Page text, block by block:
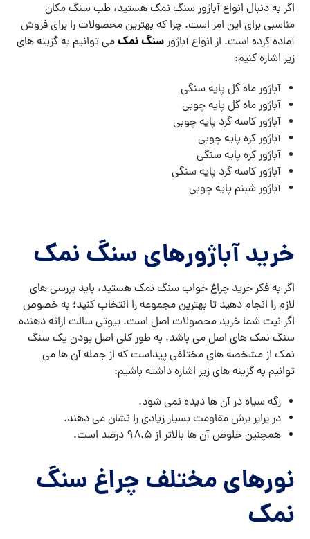
اگر به دنبال انواع آباژور سنگ نمک هستید، طب سنگ مکان
مناسبی برای این امر است. چرا که بهترین محصولات را برای فروش
آماده کرده است. از انواع آباژورسنگ نمکمی‌ توانیم به گزینه های
زیر اشاره کنیم:
آباژور ماه گل پایه سنگی
آباژور ماه گل پایه چوبی
آباژور کاسه گرد پایه چوبی
آباژور کره پایه چوبی
آباژور کره پایه سنگی
آباژور کاسه گرد پایه سنگی
آباژور شبنم پایه چوبی
خرید آباژورهای سنگ نمک
اگر به فکر خرید چراغ خواب سنگ نمک هستید، باید بررسی های
لازم را انجام دهید تا بهترین مجموعه را انتخاب کنید؛ به خصوص
اگر نیت شما خرید محصولات اصل است. بیوتی سالت ارائه دهنده
سنگ نمک های اصل می باشد. به طور کلی اصل بودن یک سنگ
نمک از مشخصه های مختلفی پیداست که از جمله آن ها می
توانیم به گزینه های زیر اشاره داشته باشیم:
رگه سیاه در آن ها دیده نمی شود.
در برابر برش مقاومت بسیار زیادی را نشان می دهند.
همچنین خلوص آن ها بالاتر از ۹۸.۵ درصد است.
نورهای مختلف چراغ سنگ
نمک